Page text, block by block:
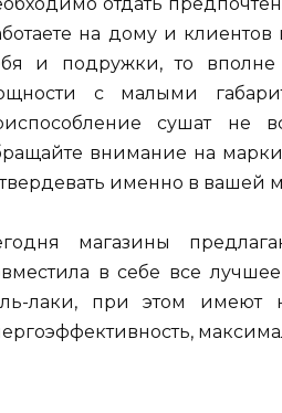
на дому и
и подружки, то вполне
с малыми
сушат не
внимание на
именно в вашей
магазины
в себе все
лаки, при этом имеют